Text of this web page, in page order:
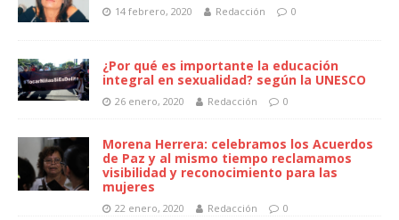
14 febrero, 2020 Redacción 0
¿Por qué es importante la educación
integral en sexualidad? según la UNESCO
26 enero, 2020 Redacción 0
Morena Herrera: celebramos los Acuerdos
de Paz y al mismo tiempo reclamamos
visibilidad y reconocimiento para las
mujeres
22 enero, 2020 Redacción 0